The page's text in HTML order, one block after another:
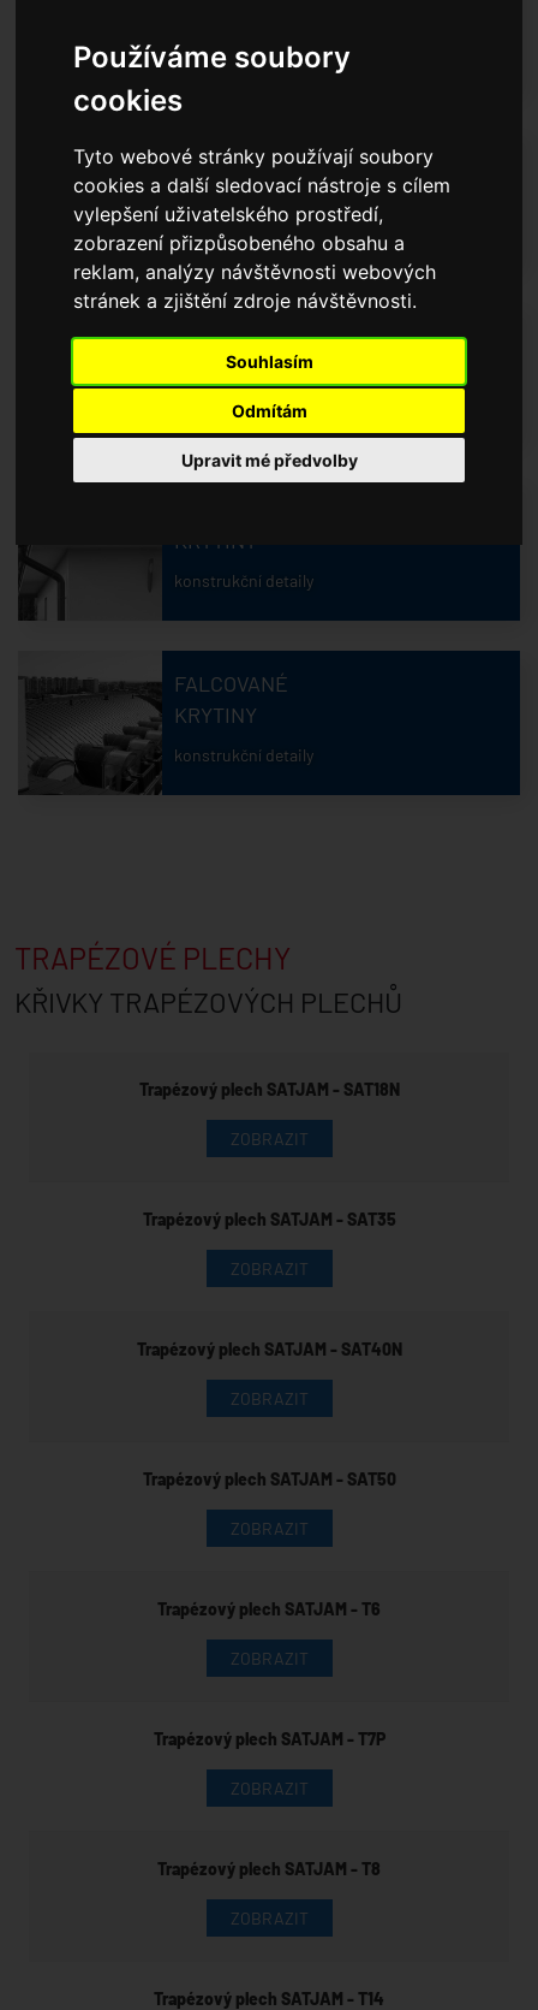
Používáme soubory
cookies
Tyto webové stránky používají soubory
cookies a další sledovací nástroje s cílem
vylepšení uživatelského prostředí,
zobrazení přizpůsobeného obsahu a
reklam, analýzy návštěvnosti webových
stránek a zjištění zdroje návštěvnosti.
Souhlasím
Odmítám
Upravit mé předvolby
plechy
Bonus
křivky trapézových plechů
TRAPÉZOVÉ
PLECHY
konstrukční detaily stěnové konstrukce
TRAPÉZOVÉ
PLECHY
konstrukční detaily střešní konstrukce
KRYTINY
konstrukční detaily
FALCOVANÉ
KRYTINY
konstrukční detaily
TRAPÉZOVÉ PLECHY
KŘIVKY TRAPÉZOVÝCH PLECHŮ
Trapézový plech SATJAM - SAT18N
ZOBRAZIT
Trapézový plech SATJAM - SAT35
ZOBRAZIT
Trapézový plech SATJAM - SAT40N
ZOBRAZIT
Trapézový plech SATJAM - SAT50
ZOBRAZIT
Trapézový plech SATJAM - T6
ZOBRAZIT
Trapézový plech SATJAM - T7P
ZOBRAZIT
Trapézový plech SATJAM - T8
ZOBRAZIT
Trapézový plech SATJAM - T14